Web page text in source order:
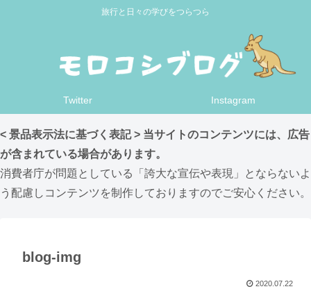
旅行と日々の学びをつらつら
Twitter Instagram
< 景品表示法に基づく表記 > 当サイトのコンテンツには、広告
が含まれている場合があります。
消費者庁が問題としている「誇大な宣伝や表現」とならないよ
う配慮しコンテンツを制作しておりますのでご安心ください。
blog-img
2020.07.22